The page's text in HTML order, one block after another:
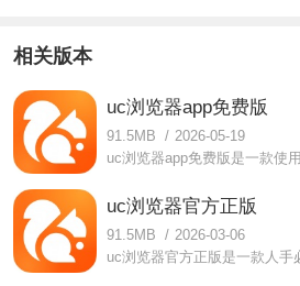
相关版本
uc浏览器app免费版
91.5MB / 2026-05-19
uc浏览器官方正版
91.5MB / 2026-03-06